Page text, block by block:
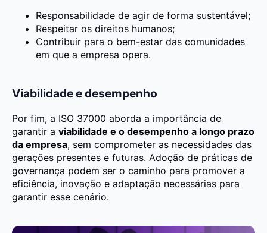
Responsabilidade de agir de forma sustentável;
Respeitar os direitos humanos;
Contribuir para o bem-estar das comunidades
em que a empresa opera.
Viabilidade e desempenho
Por fim, a ISO 37000 aborda a importância de
garantir a viabilidade e o desempenho a longo prazo
da empresa, sem comprometer as necessidades das
gerações presentes e futuras. Adoção de práticas de
governança podem ser o caminho para promover a
eficiência, inovação e adaptação necessárias para
garantir esse cenário.